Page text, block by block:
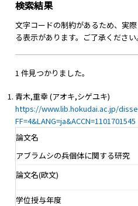
検索結果
文字コードの制約があるため、実
る表示があります。ご了承ください。
1 件見つかりました。
青木,重幸 (アオキ,シゲユキ)
https://www.lib.hokudai.ac.jp/
FF=4&LANG=ja&ACCN=1101701545
論文名
アブラムシの兵個体に関する研究
論文名(欧文)
学位授与年度